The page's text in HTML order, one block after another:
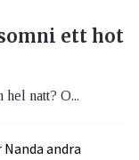
ett hot
hel natt? O...